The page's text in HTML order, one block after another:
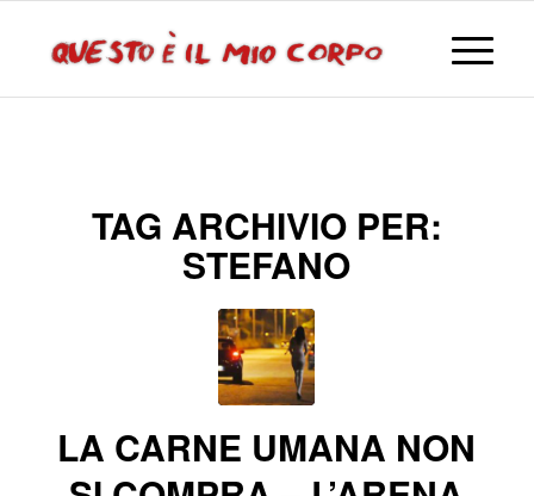
TAG ARCHIVIO PER:
STEFANO
LA CARNE UMANA NON